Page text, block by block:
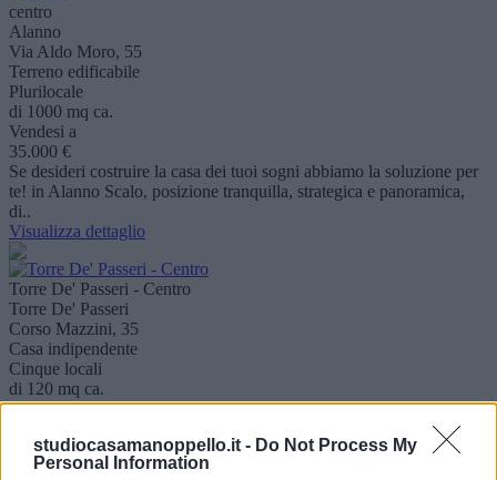
studiocasamanoppello.it - Do Not Process My
Personal Information
centro
Alanno
Via Aldo Moro, 55
Terreno edificabile
Plurilocale
di 1000 mq ca.
Vendesi a
35.000 €
Se desideri costruire la casa dei tuoi sogni abbiamo la soluzione per
te! in Alanno Scalo, posizione tranquilla, strategica e panoramica,
di..
Visualizza dettaglio
Torre De' Passeri - Centro
Torre De' Passeri
Corso Mazzini, 35
Casa indipendente
Cinque locali
di 120 mq ca.
Vendesi a
TORRE DE' PASSERI: Proponiamo in vendita casa indipendente
su due livelli con piano seminterrato. Al piano terra: ingresso, ampio